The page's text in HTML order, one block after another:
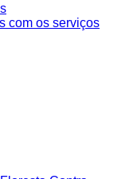
com os serviços